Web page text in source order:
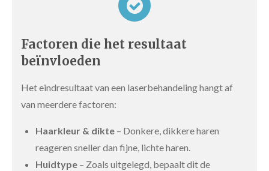
Factoren die het resultaat
beïnvloeden
Het eindresultaat van een laserbehandeling hangt af
van meerdere factoren:
Haarkleur & dikte – Donkere, dikkere haren
reageren sneller dan fijne, lichte haren.
Huidtype – Zoals uitgelegd, bepaalt dit de